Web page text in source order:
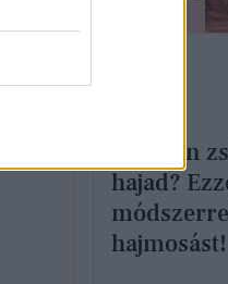
Gyorsan
hajad?
hajmosást!